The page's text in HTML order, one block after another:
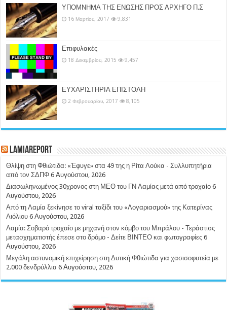
ΥΠΟΜΝΗΜΑ ΤΗΣ ΕΝΩΣΗΣ ΠΡΟΣ ΑΡΧΗΓΟ Π.Σ
16 Μαρτίου, 2017 9,831
Επιφυλακές
18 Δεκεμβρίου, 2015 9,457
ΕΥΧΑΡΙΣΤΗΡΙΑ ΕΠΙΣΤΟΛΗ
2 Φεβρουαρίου, 2017 8,105
LamiaReport
Θλίψη στη Φθιώτιδα: «Έφυγε» στα 49 της η Ρίτα Λούκα - Συλλυπητήρια
από τον ΣΔΠΦ 6 Αυγούστου, 2026
Διασωληνωμένος 30χρονος στη ΜΕΘ του ΓΝ Λαμίας μετά από τροχαίο 6
Αυγούστου, 2026
Από τη Λαμία ξεκίνησε το viral ταξίδι του «Λογαριασμού» της Κατερίνας
Λιόλιου 6 Αυγούστου, 2026
Λαμία: Σοβαρό τροχαίο με μηχανή στον κόμβο του Μπράλου - Τεράστιoς
μετασχηματιστής έπεσε στο δρόμο - Δείτε ΒΙΝΤΕΟ και φωτογραφίες 6
Αυγούστου, 2026
Μεγάλη αστυνομική επιχείρηση στη Δυτική Φθιώτιδα για χασισοφυτεία με
2.000 δενδρύλλια 6 Αυγούστου, 2026